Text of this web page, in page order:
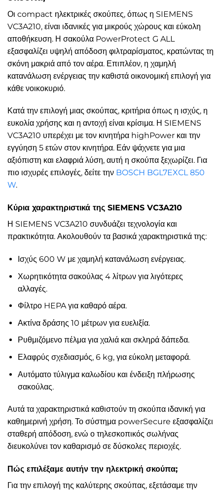
Οι compact ηλεκτρικές σκούπες, όπως η SIEMENS
VC3A210, είναι ιδανικές για μικρούς χώρους και εύκολη
αποθήκευση. Η σακούλα PowerProtect G ALL
εξασφαλίζει υψηλή απόδοση φιλτραρίσματος, κρατώντας τη
σκόνη μακριά από τον αέρα. Επιπλέον, η χαμηλή
κατανάλωση ενέργειας την καθιστά οικονομική επιλογή για
κάθε νοικοκυριό.
Κατά την επιλογή μιας σκούπας, κριτήρια όπως η ισχύς, η
ευκολία χρήσης και η αντοχή είναι κρίσιμα. Η SIEMENS
VC3A210 υπερέχει με τον κινητήρα highPower και την
εγγύηση 5 ετών στον κινητήρα. Εάν ψάχνετε για μια
αξιόπιστη και ελαφριά λύση, αυτή η σκούπα ξεχωρίζει. Για
πιο ισχυρές επιλογές, δείτε την BOSCH BGL7EXCL 850
W.
Κύρια χαρακτηριστικά της SIEMENS VC3A210
Η SIEMENS VC3A210 συνδυάζει τεχνολογία και
πρακτικότητα. Ακολουθούν τα βασικά χαρακτηριστικά της:
Ισχύς 600 W με χαμηλή κατανάλωση ενέργειας.
Χωρητικότητα σακούλας 4 λίτρων για λιγότερες
αλλαγές.
Φίλτρο HEPA για καθαρό αέρα.
Ακτίνα δράσης 10 μέτρων για ευελιξία.
Ρυθμιζόμενο πέλμα για χαλιά και σκληρά δάπεδα.
Ελαφρύς σχεδιασμός, 6 kg, για εύκολη μεταφορά.
Αυτόματο τύλιγμα καλωδίου και ένδειξη πλήρωσης
σακούλας.
Αυτά τα χαρακτηριστικά καθιστούν τη σκούπα ιδανική για
καθημερινή χρήση. Το σύστημα powerSecure εξασφαλίζει
σταθερή απόδοση, ενώ ο τηλεσκοπικός σωλήνας
διευκολύνει τον καθαρισμό σε δύσκολες περιοχές.
Πώς επιλέξαμε αυτήν την ηλεκτρική σκούπα;
Για την επιλογή της καλύτερης σκούπας, εξετάσαμε την